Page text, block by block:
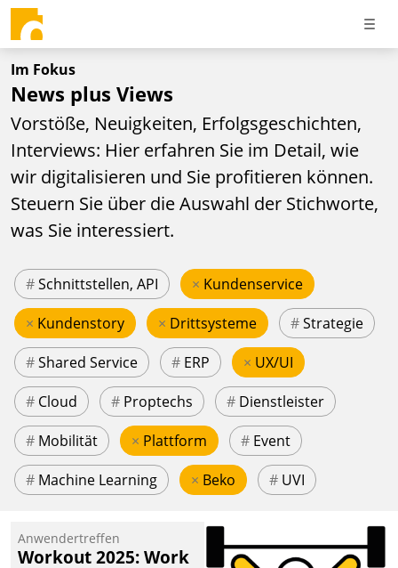
Im Fokus
News plus Views
Vorstöße, Neuigkeiten, Erfolgsgeschichten,
Interviews: Hier erfahren Sie im Detail, wie
wir digitalisieren und Sie profitieren können.
Steuern Sie über die Auswahl der Stichworte,
was Sie interessiert.
#Schnittstellen, API × Kundenservice
× Kundenstory × Drittsysteme #Strategie
#Shared Service # ERP × UX/UI
# Cloud # Proptechs # Dienstleister
# Mobilität × Plattform # Event
# Machine Learning × Beko # UVI
Anwendertreffen
Workout 2025: Work